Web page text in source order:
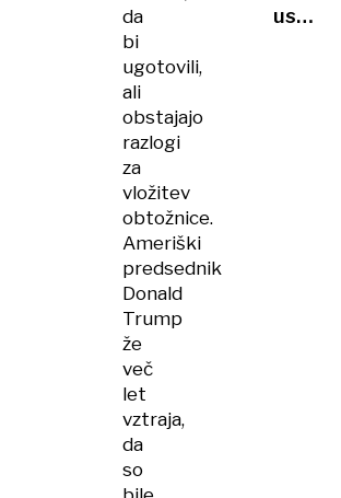
da
bi
ugotovili,
ali
obstajajo
razlogi
za
vložitev
obtožnice.
Ameriški
predsednik
Donald
Trump
že
več
let
vztraja,
da
so
je
uspehi